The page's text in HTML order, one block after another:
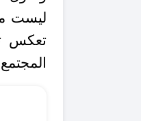
ليست
تعكس